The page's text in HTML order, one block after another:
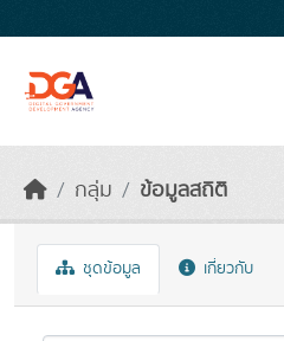
กลุ่ม ข้อมูลสถิติ
ชุดข้อมูล เกี่ยวกับ